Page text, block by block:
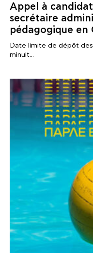
Appel à
secrétaire
pédagogique en
Date limite de dépôt
minuit...